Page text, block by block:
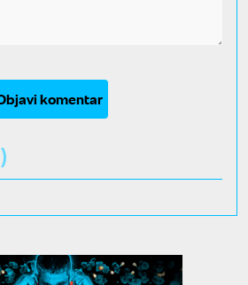
komentar